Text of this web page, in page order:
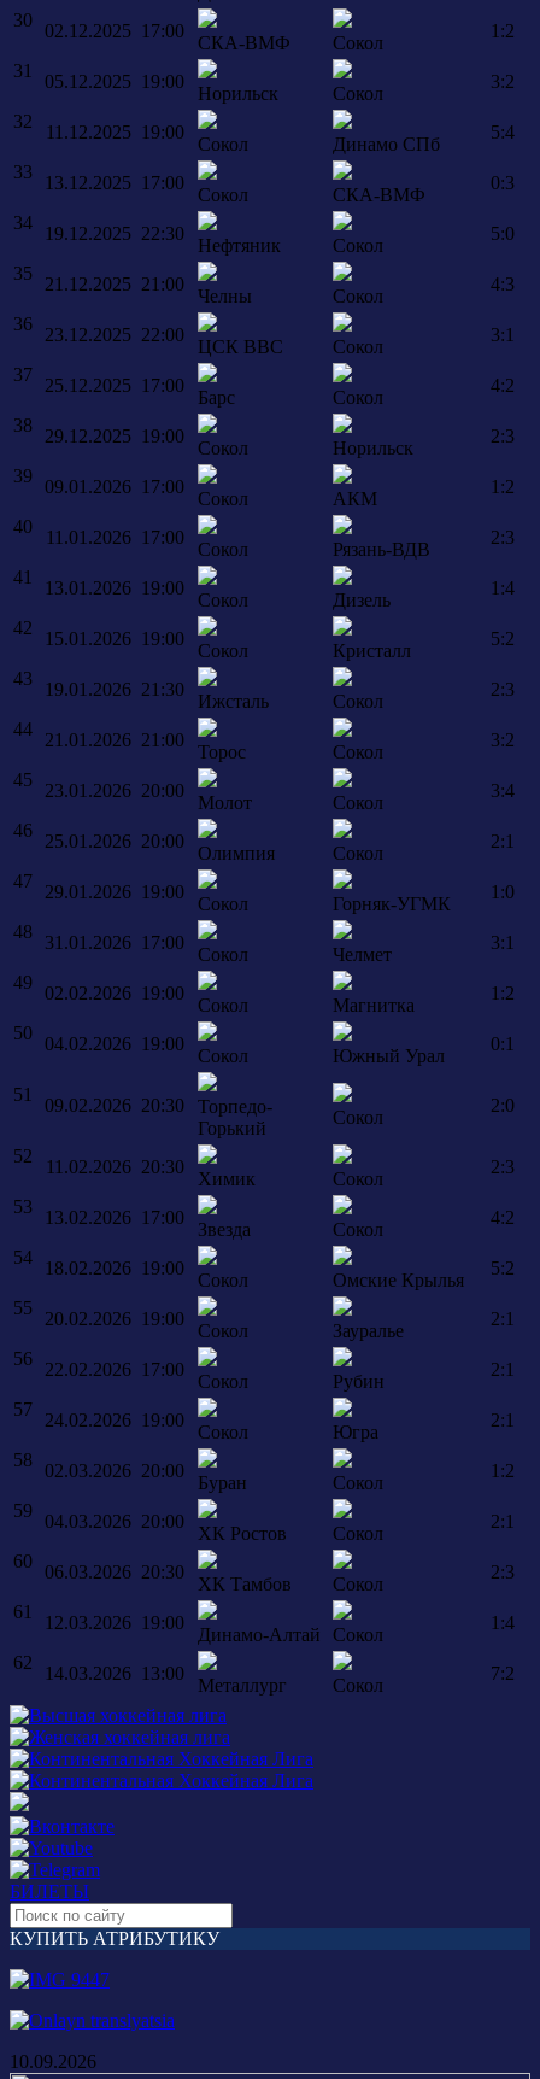
30
02.12.2025 17:00
СКА-ВМФ Сокол
1:2
31
05.12.2025 19:00
Норильск Сокол
3:2
32
11.12.2025 19:00
Сокол Динамо СПб
5:4
33
13.12.2025 17:00
Сокол СКА-ВМФ
0:3
34
19.12.2025 22:30
Нефтяник Сокол
5:0
35
21.12.2025 21:00
Челны Сокол
4:3
36
23.12.2025 22:00
ЦСК ВВС Сокол
3:1
37
25.12.2025 17:00
Барс Сокол
4:2
38
29.12.2025 19:00
Сокол Норильск
2:3
39
09.01.2026 17:00
Сокол АКМ
1:2
40
11.01.2026 17:00
Сокол Рязань-ВДВ
2:3
41
13.01.2026 19:00
Сокол Дизель
1:4
42
15.01.2026 19:00
Сокол Кристалл
5:2
43
19.01.2026 21:30
Ижсталь Сокол
2:3
44
21.01.2026 21:00
Торос Сокол
3:2
45
23.01.2026 20:00
Молот Сокол
3:4
46
25.01.2026 20:00
Олимпия Сокол
2:1
47
29.01.2026 19:00
Сокол Горняк-УГМК
1:0
48
31.01.2026 17:00
Сокол Челмет
3:1
49
02.02.2026 19:00
Сокол Магнитка
1:2
50
04.02.2026 19:00
Сокол Южный Урал
0:1
51
09.02.2026 20:30
Торпедо-
Горький
Сокол
2:0
52
11.02.2026 20:30
Химик Сокол
2:3
53
13.02.2026 17:00
Звезда Сокол
4:2
54
18.02.2026 19:00
Сокол Омские Крылья
5:2
55
20.02.2026 19:00
Сокол Зауралье
2:1
56
22.02.2026 17:00
Сокол Рубин
2:1
57
24.02.2026 19:00
Сокол Югра
2:1
58
02.03.2026 20:00
Буран Сокол
1:2
59
04.03.2026 20:00
ХК Ростов Сокол
2:1
60
06.03.2026 20:30
ХК Тамбов Сокол
2:3
61
12.03.2026 19:00
Динамо-Алтай Сокол
1:4
62
14.03.2026 13:00
Металлург Сокол
7:2
БИЛЕТЫ
КУПИТЬ АТРИБУТИКУ
10.09.2026